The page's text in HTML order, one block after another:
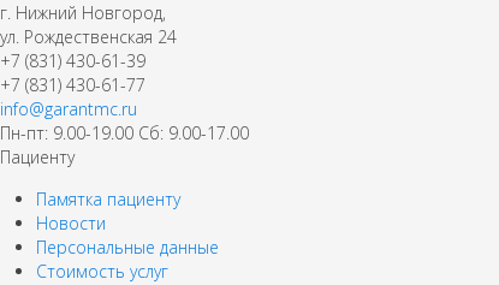
г. Нижний Новгород,
ул. Рождественская 24
+7 (831) 430-61-39
+7 (831) 430-61-77
info@garantmc.ru
Пн-пт: 9.00-19.00 Сб: 9.00-17.00
Пациенту
Памятка пациенту
Новости
Персональные данные
Стоимость услуг